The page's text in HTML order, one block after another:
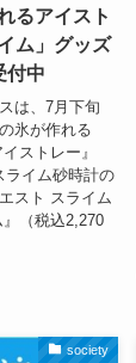
るアイスト
ム」グッズ
付中
は、7月下旬
氷が作れる
ストレー』
ライム砂時計の
スト スライム
（税込2,270
society